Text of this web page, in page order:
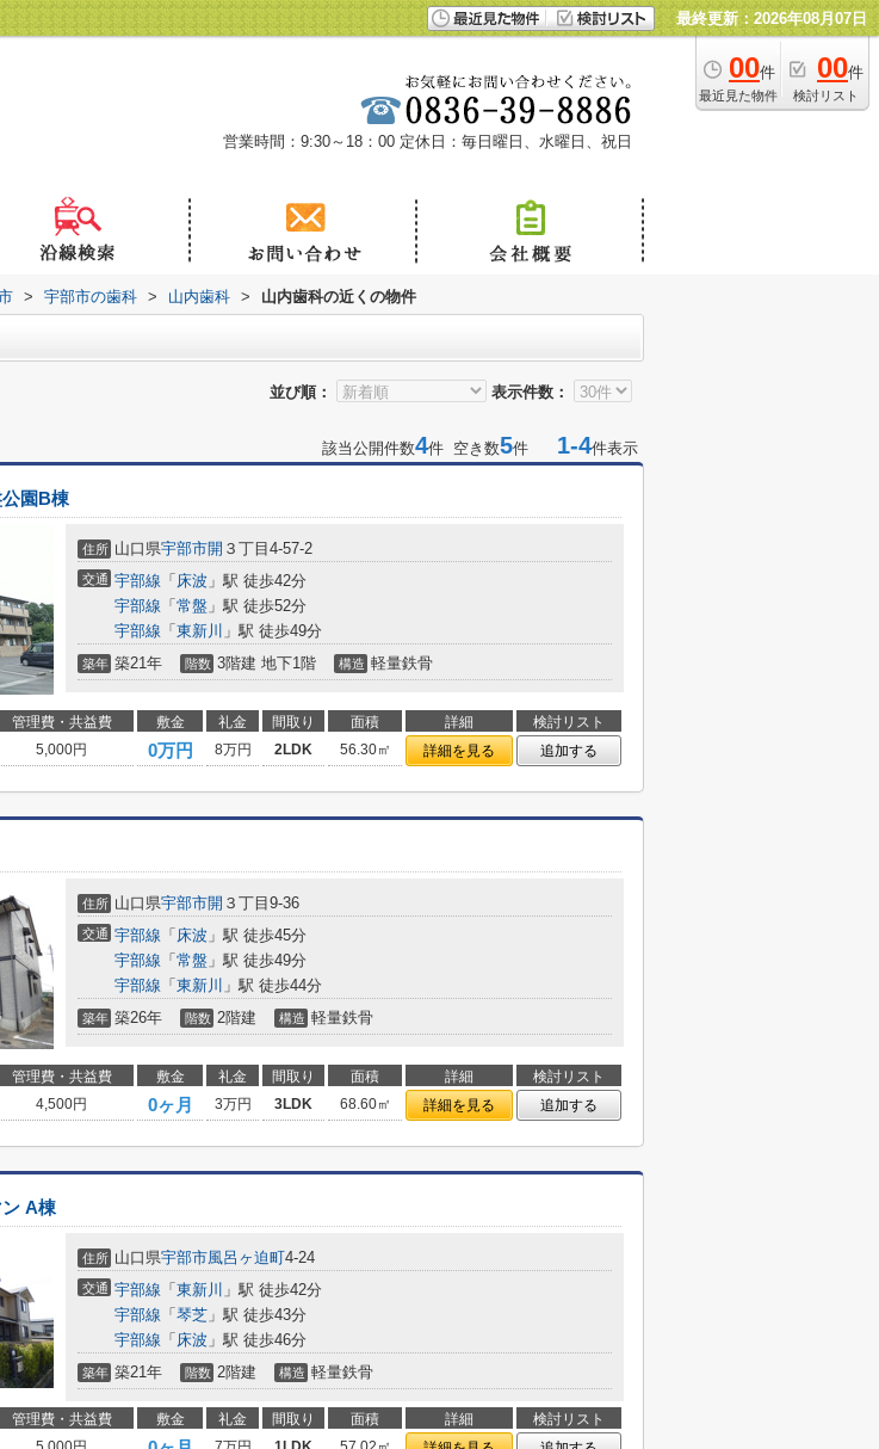
最終更新：2026年08月07日
00件
最近見た物件
00件
検討リスト
営業時間：9:30～18：00 定休日：毎日曜日、水曜日、祝日
> 宇部市の歯科 > 山内歯科 > 山内歯科の近くの物件
並び順： 表示件数：
該当公開件数4件 空き数5件 1-4件表示
公園B棟
住所 山口県宇部市開 ３丁目4-57-2
交通 宇部線 「 床波 」駅 徒歩42分
宇部線 「 常盤 」駅 徒歩52分
宇部線 「 東新川 」駅 徒歩49分
築年 築21年 階数 3階建 地下1階 構造 軽量鉄骨
管理費・共益費 敷金 礼金 間取り 面積 詳細
検討リスト
5,000円 0万円 8万円 2LDK 56.30㎡ 詳細を見る 追加する
住所 山口県宇部市開 ３丁目9-36
交通 宇部線 「 床波 」駅 徒歩45分
宇部線 「 常盤 」駅 徒歩49分
宇部線 「 東新川 」駅 徒歩44分
築年 築26年 階数 2階建 構造 軽量鉄骨
管理費・共益費 敷金 礼金 間取り 面積 詳細
検討リスト
4,500円 0ヶ月 3万円 3LDK 68.60㎡ 詳細を見る 追加する
A棟
住所 山口県宇部市風呂ヶ迫町4-24
交通 宇部線 「 東新川 」駅 徒歩42分
宇部線 「 琴芝 」駅 徒歩43分
宇部線 「 床波 」駅 徒歩46分
築年 築21年 階数 2階建 構造 軽量鉄骨
管理費・共益費 敷金 礼金 間取り 面積 詳細
検討リスト